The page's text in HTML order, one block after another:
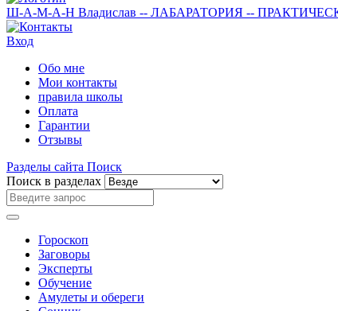
Ш-А-М-А-Н Владислав -- ЛАБАРАТОРИЯ --
Вход
Обо мне
Мои контакты
правила школы
Оплата
Гарантии
Отзывы
Разделы сайта Поиск
Поиск в разделах
Гороскоп
Заговоры
Эксперты
Обучение
Амулеты и обереги